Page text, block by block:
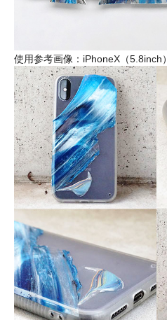
使用参考画像：iPhoneX（5.8inch）